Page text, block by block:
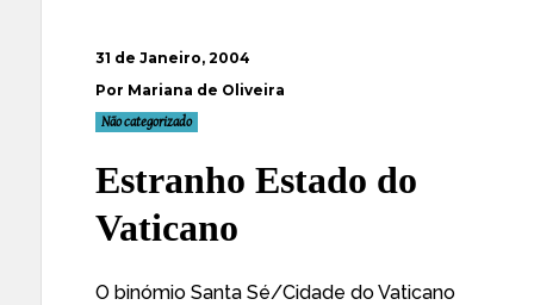
31 de Janeiro, 2004
Por Mariana de Oliveira
Não categorizado
Estranho Estado do
Vaticano
O binómio Santa Sé/Cidade do Vaticano